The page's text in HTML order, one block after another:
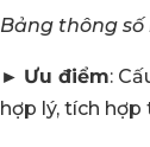
Bảng thông số
► Ưu điểm:
hợp lý, tích